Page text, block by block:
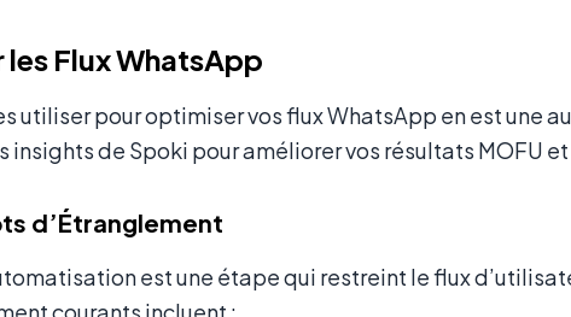
Flux WhatsApp
utiliser pour optimiser vos flux WhatsApp en est une
de Spoki pour améliorer vos résultats MOFU et
d’Étranglement
est une étape qui restreint le flux